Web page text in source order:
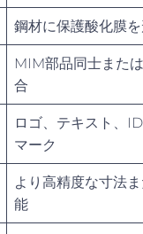
鋼材に保護酸化膜
MIM部品同士また
合
ロゴ、テキスト、
マーク
より高精度な寸法
能